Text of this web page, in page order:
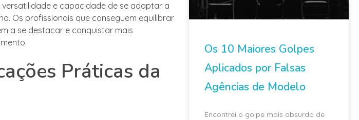
e capacidade de se adaptar a
Os profissionais que conseguem equilibrar
a se destacar e conquistar mais
Práticas da
Os 10 Maiores Golpes
Aplicados por Falsas
Agências de Modelo
Encontrei o golpe mais absurdo de